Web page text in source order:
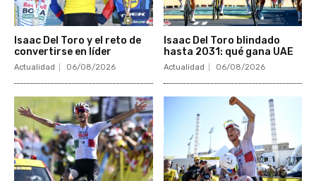
Isaac Del Toro y el reto de
convertirse en líder
Actualidad 06/08/2026
Isaac Del Toro blindado
hasta 2031: qué gana UAE
Actualidad 06/08/2026